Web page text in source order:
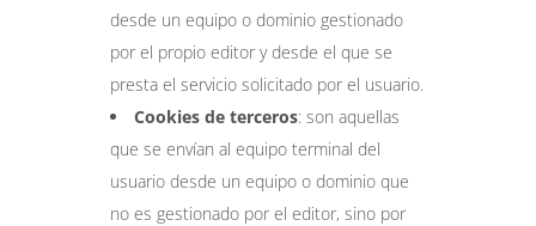
desde un equipo o dominio gestionado
por el propio editor y desde el que se
presta el servicio solicitado por el usuario.
Cookies de terceros: son aquellas
que se envían al equipo terminal del
usuario desde un equipo o dominio que
no es gestionado por el editor, sino por